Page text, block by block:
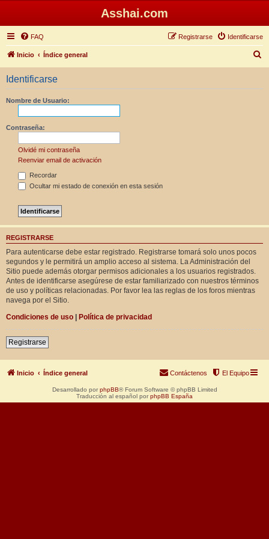
Asshai.com
FAQ Identificarse
Registrarse
Inicio Índice general
u
Identificarse
Nombre de Usuario:
Contraseña:
Olvidé mi contraseña
Reenviar email de activación
Recordar
Ocultar mi estado de conexión en esta sesión
REGISTRARSE
Para autenticarse debe estar registrado. Registrarse tomará solo unos pocos
segundos y le permitirá un amplio acceso al sistema. La Administración del
Sitio puede además otorgar permisos adicionales a los usuarios registrados.
Antes de identificarse asegúrese de estar familiarizado con nuestros términos
de uso y políticas relacionadas. Por favor lea las reglas de los foros mientras
navega por el Sitio.
Condiciones de uso | Política de privacidad
Registrarse
Inicio Índice general El Equipo
Contáctenos
Desarrollado por phpBB® Forum Software © phpBB Limited
Traducción al español por phpBB España